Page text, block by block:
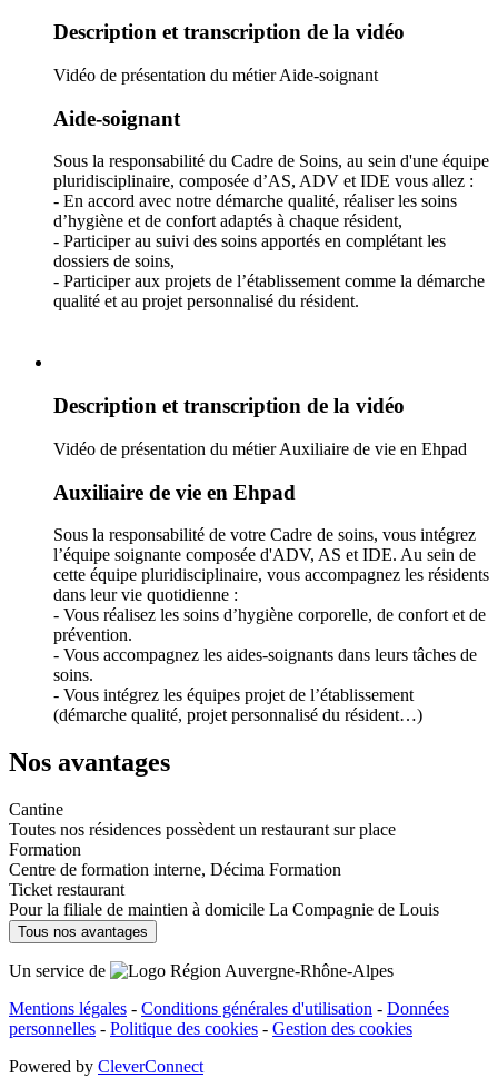
Description et transcription de la vidéo
Vidéo de présentation du métier Aide-soignant
Aide-soignant
Sous la responsabilité du Cadre de Soins, au sein d'une équipe
pluridisciplinaire, composée d’AS, ADV et IDE vous allez :
- En accord avec notre démarche qualité, réaliser les soins
d’hygiène et de confort adaptés à chaque résident,
- Participer au suivi des soins apportés en complétant les
dossiers de soins,
- Participer aux projets de l’établissement comme la démarche
qualité et au projet personnalisé du résident.
Description et transcription de la vidéo
Vidéo de présentation du métier Auxiliaire de vie en Ehpad
Auxiliaire de vie en Ehpad
Sous la responsabilité de votre Cadre de soins, vous intégrez
l’équipe soignante composée d'ADV, AS et IDE. Au sein de
cette équipe pluridisciplinaire, vous accompagnez les résidents
dans leur vie quotidienne :
- Vous réalisez les soins d’hygiène corporelle, de confort et de
prévention.
- Vous accompagnez les aides-soignants dans leurs tâches de
soins.
- Vous intégrez les équipes projet de l’établissement
(démarche qualité, projet personnalisé du résident…)
Nos avantages
Cantine
Toutes nos résidences possèdent un restaurant sur place
Formation
Centre de formation interne, Décima Formation
Ticket restaurant
Pour la filiale de maintien à domicile La Compagnie de Louis
Tous nos avantages
Un service de
Mentions légales - Conditions générales d'utilisation - Données
personnelles - Politique des cookies - Gestion des cookies
Powered by CleverConnect